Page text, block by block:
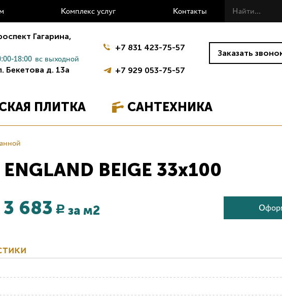
Комплекс услуг Контакты
Гагарина,
18:00 вс выходной
Бекетова д. 13а
+7 831 423-75-57
+7 929 053-75-57
Заказать
ПЛИТКА САНТЕХНИКА
BEIGE 33x100
3 683 Р за м2